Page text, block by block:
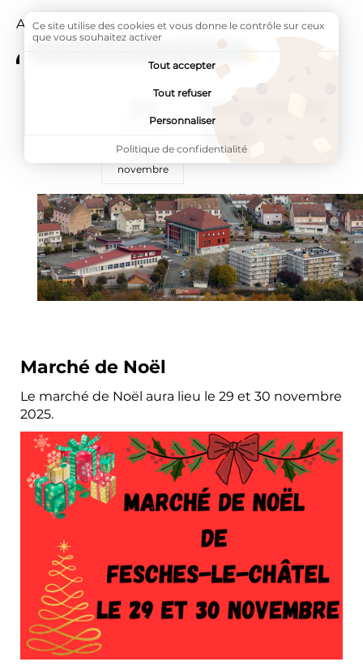
Accueil Agenda Page active :
Marché de Noël
Marché de
Noël
29
novembre
au 30
novembre
Marché de Noël
Le marché de Noël aura lieu le 29 et 30 novembre
2025.
Ce site utilise des cookies et vous donne le contrôle sur ceux
que vous souhaitez activer
Tout accepter
Tout refuser
Personnaliser
Politique de confidentialité